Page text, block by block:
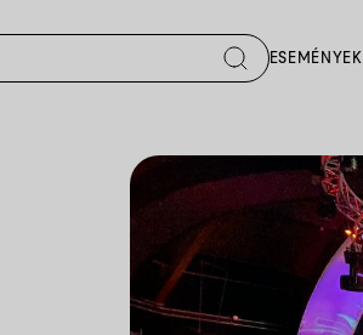
ESEMÉNYEK